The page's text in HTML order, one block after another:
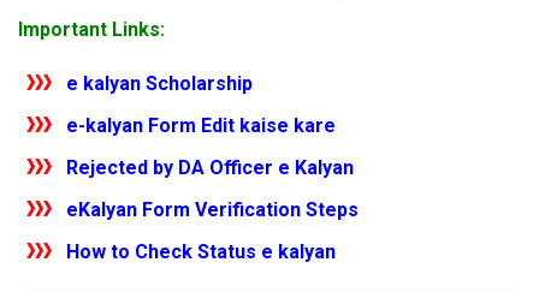
Important Links:
e kalyan Scholarship
e-kalyan Form Edit kaise kare
Rejected by DA Officer e Kalyan
eKalyan Form Verification Steps
How to Check Status e kalyan